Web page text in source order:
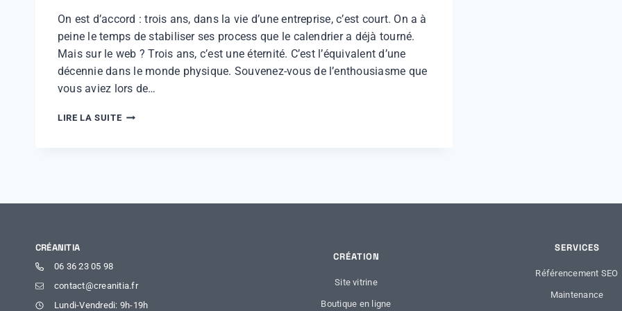
On est d’accord : trois ans, dans la vie d’une entreprise, c’est court. On a à
peine le temps de stabiliser ses process que le calendrier a déjà tourné.
Mais sur le web ? Trois ans, c’est une éternité. C’est l’équivalent d’une
décennie dans le monde physique. Souvenez-vous de l’enthousiasme que
vous aviez lors de…
LIRE LA SUITE
CRÉANITIA
06 36 23 05 98
contact@creanitia.fr
Lundi-Vendredi: 9h-19h
CRÉATION
Site vitrine
Boutique en ligne
SERVICES
Référencement SEO
Maintenance